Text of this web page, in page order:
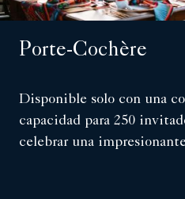
Porte-Cochère
Disponible solo con una
capacidad para 250
celebrar una